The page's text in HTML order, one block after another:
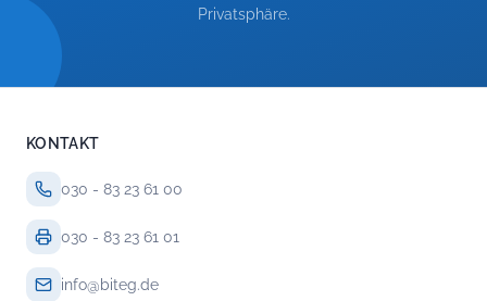
Privatsphäre.
KONTAKT
030 - 83 23 61 00
030 - 83 23 61 01
info@biteg.de